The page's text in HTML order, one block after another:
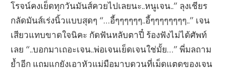
โรจน์คงเย็ดทุกวันมันส์ควยไปเลยนะ..หนูเจน..” ลุงเชียร
กลัดมันส์เร่งนิ้วแบบสุดๆ “…อี้ๆๆๆๆๆๆ..อี้ๆๆๆๆๆๆๆๆ..” เจน
เสียวแทบขาดใจนิคะ กัดฟันหลับตาปี๋ ร้องฟังไม่ได้ศัพท์
เลย “..บอกมาเถอะเจน..พ่อเจนเย็ดเจนใช่มั้ย…” พี่มลถาม
ย้ำอีก แถมแกยังเอาหัวแม่มือมาบดวนที่เม็ดแตดของเจน